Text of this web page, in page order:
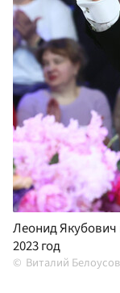
Леонид Якубович
2023 год
Виталий